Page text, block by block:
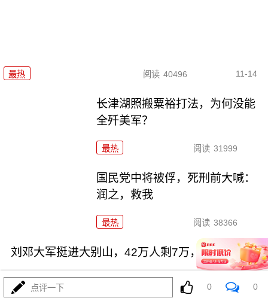
最热 阅读 40496 11-14
长津湖照搬粟裕打法，为何没能
全歼美军？
最热 阅读 31999
国民党中将被俘，死刑前大喊：
润之，救我
最热 阅读 38366
刘邓大军挺进大别山，42万人剩7万，哪去了
点评一下 0 0